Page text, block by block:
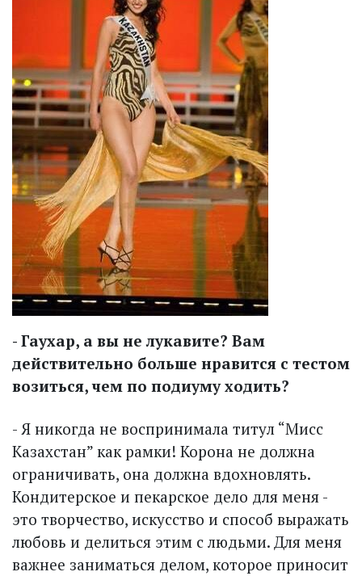
- Гаухар, а вы не лукавите? Вам
действительно больше нравится с тестом
возиться, чем по подиуму ходить?
- Я никогда не воспринимала титул “Мисс
Казахстан” как рамки! Корона не должна
ограничивать, она должна вдохновлять.
Кондитерское и пекарское дело для меня -
это творчество, искусство и способ выражать
любовь и делиться этим с людьми. Для меня
важнее заниматься делом, которое приносит